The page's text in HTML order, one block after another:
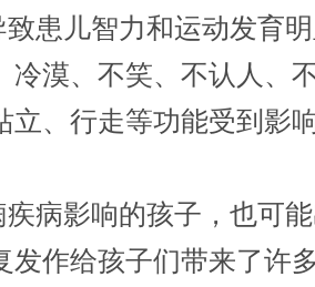
儿智力和运动发育明
冷漠、不笑、不认人、
立、行走等功能受到影
影响的孩子，也可能
发作给孩子们带来了许